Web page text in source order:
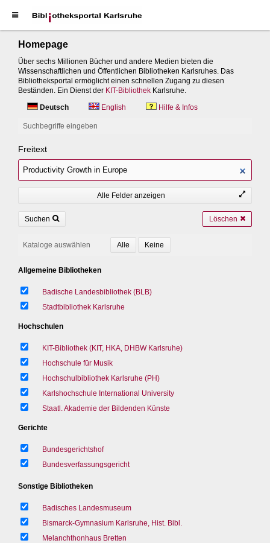
Homepage
Über sechs Millionen Bücher und andere Medien bieten die
Wissenschaftlichen und Öffentlichen Bibliotheken Karlsruhes. Das
Bibliotheksportal ermöglicht einen schnellen Zugang zu diesen
Beständen. Ein Dienst der KIT-Bibliothek Karlsruhe.
Deutsch
English Hilfe & Infos
Suchbegriffe eingeben
Freitext
Alle Felder anzeigen
Suchen Löschen
Kataloge auswählen
Allgemeine Bibliotheken
Badische Landesbibliothek (BLB)
Stadtbibliothek Karlsruhe
Hochschulen
KIT-Bibliothek (KIT, HKA, DHBW Karlsruhe)
Hochschule für Musik
Hochschulbibliothek Karlsruhe (PH)
Karlshochschule International University
Staatl. Akademie der Bildenden Künste
Gerichte
Bundesgerichtshof
Bundesverfassungsgericht
Sonstige Bibliotheken
Badisches Landesmuseum
Bismarck-Gymnasium Karlsruhe, Hist. Bibl.
Melanchthonhaus Bretten